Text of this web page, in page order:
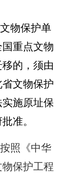
物保护单
重点文物
的，须由
文物保护
施原址保
准。
照《中华
保护工程